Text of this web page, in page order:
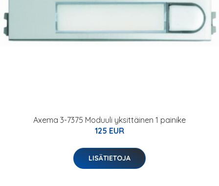
Axema 3-7375 Moduuli yksittäinen 1 painike
125 EUR
LISÄTIETOJA